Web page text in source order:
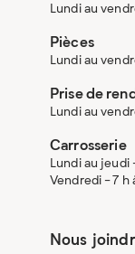
Lundi au
Pièces
Lundi au
Prise de
Lundi au
Carrosserie
Lundi au jeudi
Vendredi - 7 h
Nous